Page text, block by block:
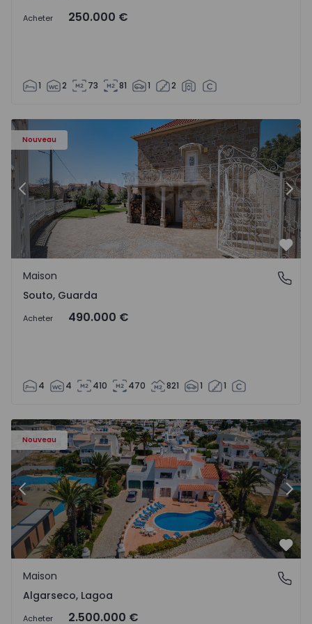
Acheter 250.000 €
1 2 73 81 1 2
Nouveau
Maison T4 Sabugal, Souto - 1575640 - 10
Précédent
Souto, Guarda
Maison
Souto, Guarda
Acheter 490.000 €
4 4 410 470 821 1 1
Nouveau
Maison T6 Lagoa, Algarseco - 1523918 - 51
Précédent
Algarseco, Lagoa
Maison
Algarseco, Lagoa
Acheter 2.500.000 €